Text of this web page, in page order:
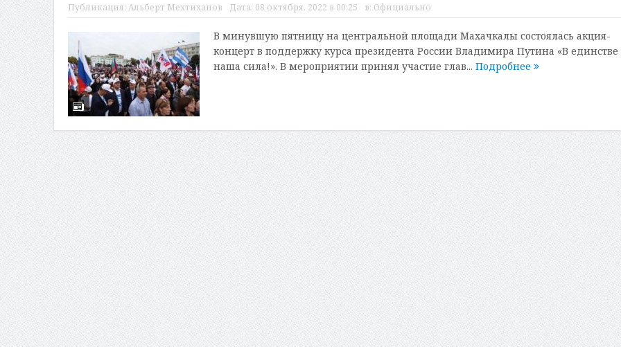
Публикация: Альберт Мехтиханов Дата: 08 октября, 2022 в 00:25 в: Официально
В минувшую пятницу на центральной площади Махачкалы состоялась акция-
концерт в поддержку курса президента России Владимира Путина «В единстве
наша сила!». В мероприятии принял участие глав... Подробнее